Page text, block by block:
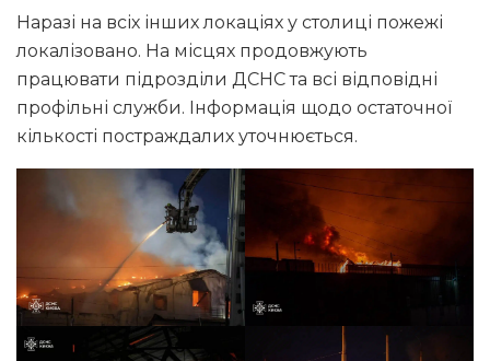
Наразі на всіх інших локаціях у столиці пожежі
локалізовано. На місцях продовжують
працювати підрозділи ДСНС та всі відповідні
профільні служби. Інформація щодо остаточної
кількості постраждалих уточнюється.